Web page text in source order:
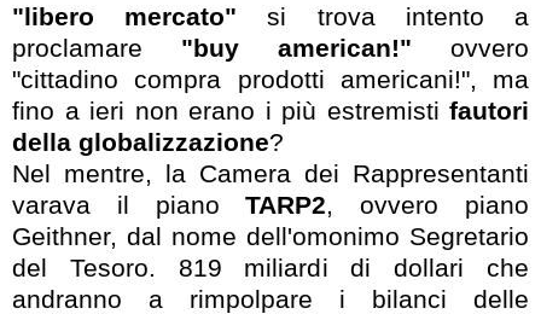
"libero mercato"si trova intento a
proclamare "buy american!" ovvero
"cittadino compra prodotti americani!", ma
fino a ieri non erano i più estremisti fautori
della globalizzazione?
Nel mentre, la Camera dei Rappresentanti
varava il pianoTARP2, ovvero piano
Geithner, dal nome dell'omonimo Segretario
del Tesoro. 819 miliardi di dollari che
andranno a rimpolpare i bilanci delle